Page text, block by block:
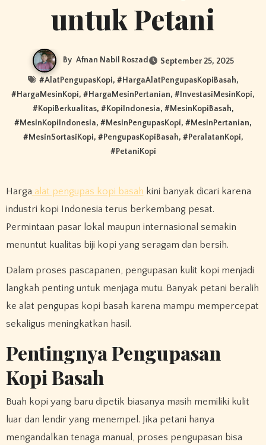
untuk Petani
By Afnan Nabil Roszad September 25, 2025
#AlatPengupasKopi, #HargaAlatPengupasKopiBasah,
#HargaMesinKopi, #HargaMesinPertanian, #InvestasiMesinKopi,
#KopiBerkualitas, #KopiIndonesia, #MesinKopiBasah,
#MesinKopiIndonesia, #MesinPengupasKopi, #MesinPertanian,
#MesinSortasiKopi, #PengupasKopiBasah, #PeralatanKopi,
#PetaniKopi
Harga alat pengupas kopi basah kini banyak dicari karena
industri kopi Indonesia terus berkembang pesat.
Permintaan pasar lokal maupun internasional semakin
menuntut kualitas biji kopi yang seragam dan bersih.
Dalam proses pascapanen, pengupasan kulit kopi menjadi
langkah penting untuk menjaga mutu. Banyak petani beralih
ke alat pengupas kopi basah karena mampu mempercepat
sekaligus meningkatkan hasil.
Pentingnya Pengupasan
Kopi Basah
Buah kopi yang baru dipetik biasanya masih memiliki kulit
luar dan lendir yang menempel. Jika petani hanya
mengandalkan tenaga manual, proses pengupasan bisa